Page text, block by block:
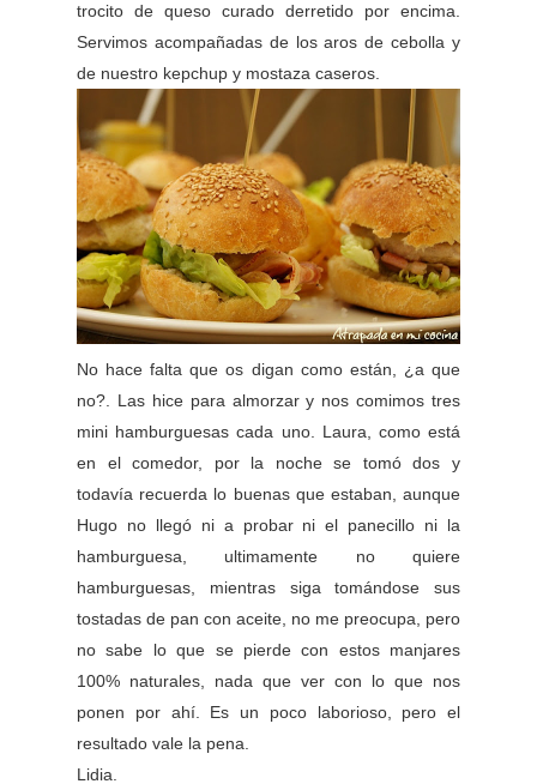
trocito de queso curado derretido por encima.
Servimos acompañadas de los aros de cebolla y
de nuestro kepchup y mostaza caseros.
No hace falta que os digan como están, ¿a que
no?. Las hice para almorzar y nos comimos tres
mini hamburguesas cada uno. Laura, como está
en el comedor, por la noche se tomó dos y
todavía recuerda lo buenas que estaban, aunque
Hugo no llegó ni a probar ni el panecillo ni la
hamburguesa, ultimamente no quiere
hamburguesas, mientras siga tomándose sus
tostadas de pan con aceite, no me preocupa, pero
no sabe lo que se pierde con estos manjares
100% naturales, nada que ver con lo que nos
ponen por ahí. Es un poco laborioso, pero el
resultado vale la pena.
Lidia.